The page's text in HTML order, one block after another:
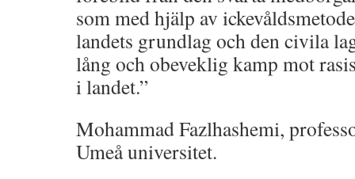
som med hjälp av
landets grundlag och den civila
lång och obeveklig kamp mot
i landet.”
Mohammad Fazlhashemi,
Umeå universitet.